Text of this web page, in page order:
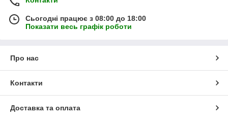
Сьогодні працює з 08:00 до 18:00
Показати весь графік роботи
Про нас
Контакти
Доставка та оплата